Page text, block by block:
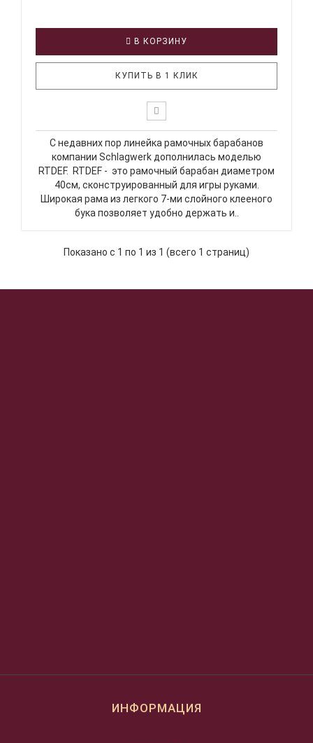
В КОРЗИНУ
КУПИТЬ В 1 КЛИК
С недавних пор линейка рамочных барабанов
компании Schlagwerk дополнилась моделью
RTDEF. RTDEF - это рамочный барабан диаметром
40см, сконструированный для игры руками.
Широкая рама из легкого 7-ми слойного клееного
бука позволяет удобно держать и..
Показано с 1 по 1 из 1 (всего 1 страниц)
ИНФОРМАЦИЯ